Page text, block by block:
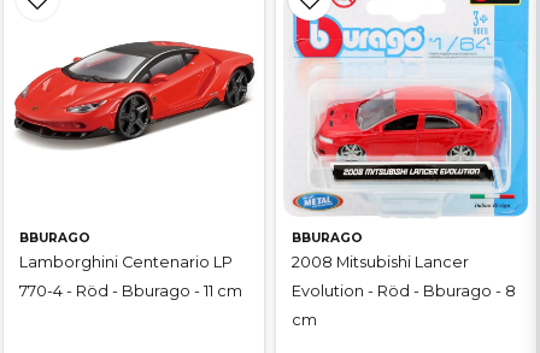
BBURAGO
Lamborghini Centenario LP
770-4 - Röd - Bburago - 11 cm
BBURAGO
2008 Mitsubishi Lancer
Evolution - Röd - Bburago - 8
cm